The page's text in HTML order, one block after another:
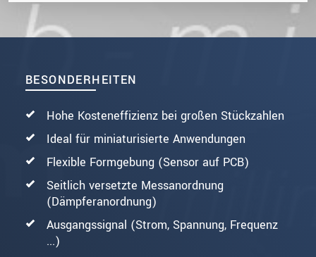
BESONDERHEITEN
Hohe Kosteneffizienz bei großen Stückzahlen
Ideal für miniaturisierte Anwendungen
Flexible Formgebung (Sensor auf PCB)
Seitlich versetzte Messanordnung
(Dämpferanordnung)
Ausgangssignal (Strom, Spannung, Frequenz
...)